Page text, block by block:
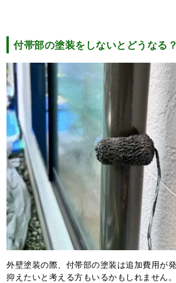
付帯部の塗装をしないとどうなる？
外壁塗装の際、付帯部の塗装は追加費用が
抑えたいと考える方もいるかもしれません。